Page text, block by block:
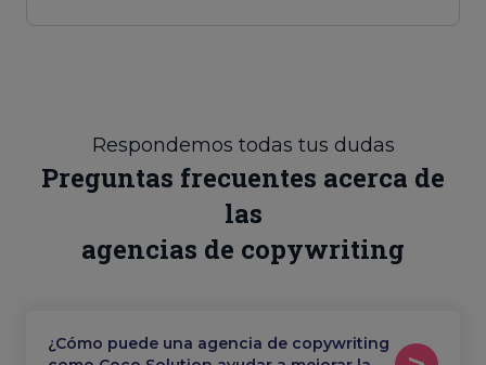
Respondemos todas tus dudas
Preguntas frecuentes acerca de
las
agencias de copywriting
¿Cómo puede una agencia de copywriting